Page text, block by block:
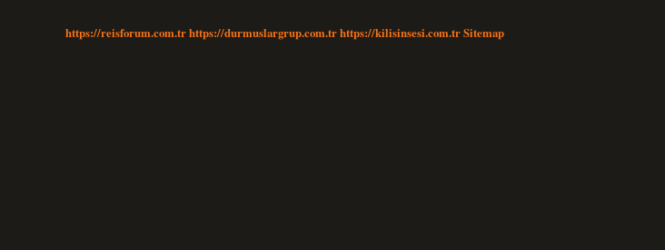
https://reisforum.com.trhttps://durmuslargrup.com.trhttps://kilisinsesi.com.trSitemap